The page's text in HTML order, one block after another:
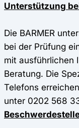
Unterstützung
Die BARMER
bei der Prüfung
mit ausführlichen
Beratung. Die
Telefons
unter 0202 568